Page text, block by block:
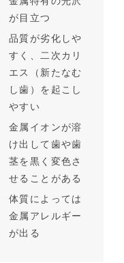
が目立つ
品質が劣化しや
すく、二次カリ
エス（新たなむ
し歯）を起こし
やすい
金属イオンが溶
け出して歯や歯
茎を黒く変色さ
せることがある
体質によっては
金属アレルギー
が出る